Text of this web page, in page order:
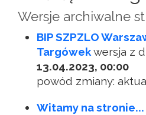
Wersje archiwalne
BIP SZPZLO
Targówekwersja z
13.04.2023, 00:00
powód zmiany:
Witamy na stronie...